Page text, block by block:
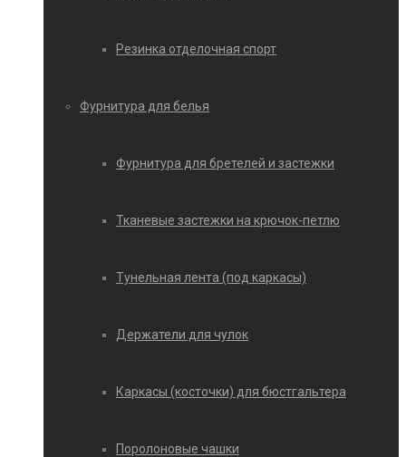
Резинка отделочная спорт
Фурнитура для белья
Фурнитура для бретелей и застежки
Тканевые застежки на крючок-петлю
Тунельная лента (под каркасы)
Держатели для чулок
Каркасы (косточки) для бюстгальтера
Поролоновые чашки